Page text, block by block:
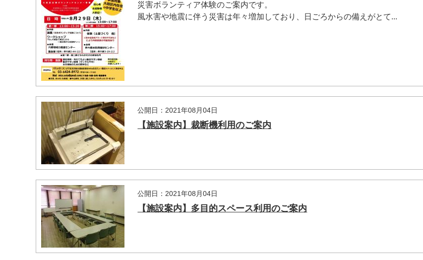
災害ボランティア体験のご案内です。
風水害や地震に伴う災害は年々増加しており、日ごろからの備えがとて...
公開日：2021年08月04日
【施設案内】裁断機利用のご案内
公開日：2021年08月04日
【施設案内】多目的スペース利用のご案内
マイメディア検索